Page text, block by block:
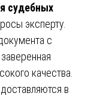
судебных
эксперту.
с
качества.
в